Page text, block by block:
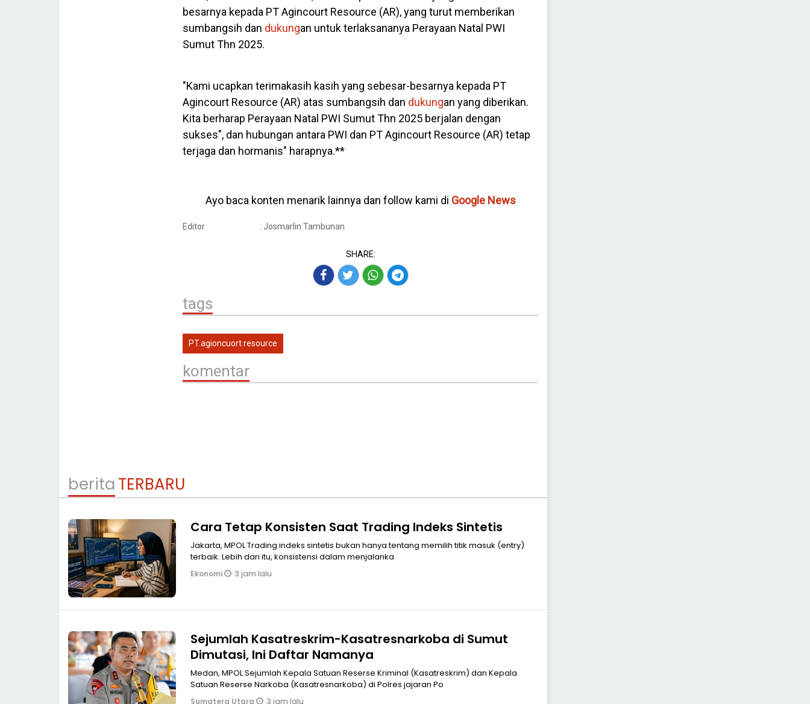
besarnya kepada PT Agincourt Resource (AR), yang turut memberikan
sumbangsih dan dukungan untuk terlaksananya Perayaan Natal PWI
Sumut Thn 2025.
"Kami ucapkan terimakasih kasih yang sebesar-besarnya kepada PT
Agincourt Resource (AR) atas sumbangsih dan dukungan yang diberikan.
Kita berharap Perayaan Natal PWI Sumut Thn 2025 berjalan dengan
sukses", dan hubungan antara PWI dan PT Agincourt Resource (AR) tetap
terjaga dan hormanis" harapnya.**
Ayo baca konten menarik lainnya dan follow kami di Google News
Editor : Josmarlin Tambunan
SHARE:
tags
PT.agioncuort resource
komentar
beritaTERBARU
Cara Tetap Konsisten Saat Trading Indeks Sintetis
Jakarta, MPOL Trading indeks sintetis bukan hanya tentang memilih titik masuk (entry)
terbaik. Lebih dari itu, konsistensi dalam menjalanka
Ekonomi 3 jam lalu
Sejumlah Kasatreskrim-Kasatresnarkoba di Sumut
Dimutasi, Ini Daftar Namanya
Medan, MPOL Sejumlah Kepala Satuan Reserse Kriminal (Kasatreskrim) dan Kepala
Satuan Reserse Narkoba (Kasatresnarkoba) di Polres jajaran Po
Sumatera Utara 3 jam lalu